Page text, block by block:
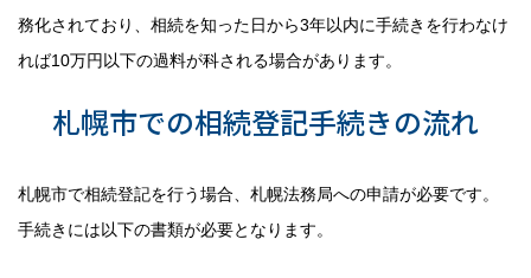
務化されており、相続を知った日から3年以内に手続きを行わなけ
れば10万円以下の過料が科される場合があります。
札幌市での相続登記手続きの流れ
札幌市で相続登記を行う場合、札幌法務局への申請が必要です。
手続きには以下の書類が必要となります。